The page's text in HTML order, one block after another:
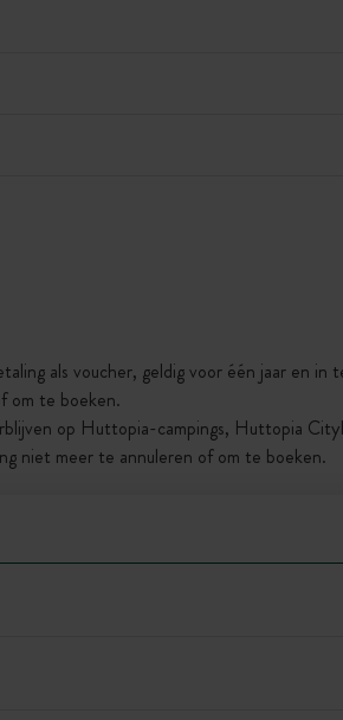
als voucher, geldig voor één jaar en in
om te boeken.
op Huttopia-campings, Huttopia
niet meer te annuleren of om te boeken.